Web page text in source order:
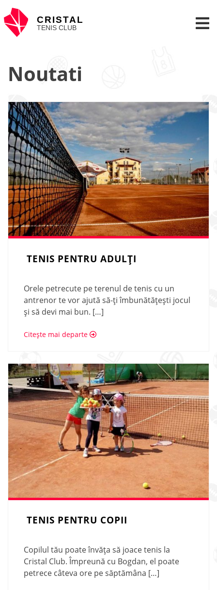
Skip
to
content
CRISTAL
TENIS CLUB
Noutati
TENIS PENTRU ADULȚI
Orele petrecute pe terenul de tenis cu un
antrenor te vor ajută să-ți îmbunătățești jocul
și să devi mai bun. […]
Citește mai departe
TENIS PENTRU COPII
Copilul tău poate învăța să joace tenis la
Cristal Club. Împreună cu Bogdan, el poate
petrece câteva ore pe săptămâna […]